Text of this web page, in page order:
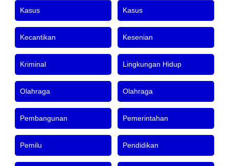
Kasus Kasus
Kecantikan Kesenian
Kriminal Lingkungan Hidup
Olahraga Olahraga
Pembangunan Pemerintahan
Pemilu Pendidikan